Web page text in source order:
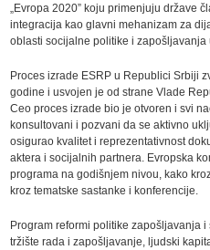
„Evropa 2020” koju primenjuju države
integracija kao glavni mehanizam za
oblasti socijalne politike i zapošljavanja
Proces izrade ESRP u Republici Srbiji
godine i usvojen je od strane Vlade
Ceo proces izrade bio je otvoren i svi
konsultovani i pozvani da se aktivno
osigurao kvalitet i reprezentativnost
aktera i socijalnih partnera. Evropska
programa na godišnjem nivou, kako
kroz tematske sastanke i konferencije.
Program reformi politike zapošljavanja
tržište rada i zapošljavanje, ljudski